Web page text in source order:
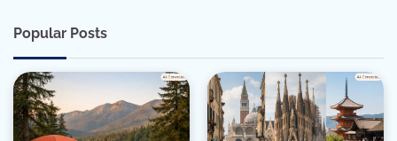
Popular Posts